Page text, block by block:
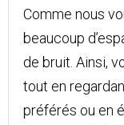
Comme nous
beaucoup
de bruit. Ainsi,
tout en
préférés ou en